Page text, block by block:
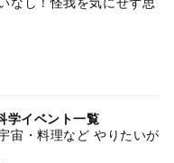
学イベント一覧
宙・料理など やりたいが